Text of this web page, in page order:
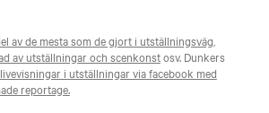
av de mesta som de gjort i utställningsväg,
av utställningar och scenkonstosv. Dunkers
livevisningar i utställningar via facebook med
reportage.